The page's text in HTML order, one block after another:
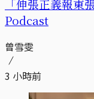
「伸張正義報東
Podcast
曾雪雯
3 小時前